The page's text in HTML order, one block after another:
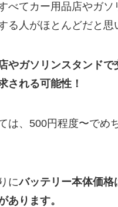
べてカー用品店やガソ
る人がほとんどだと思
やガソリンスタンドで
される可能性！
は、500円程度〜でめ
にバッテリー本体価格
あります。